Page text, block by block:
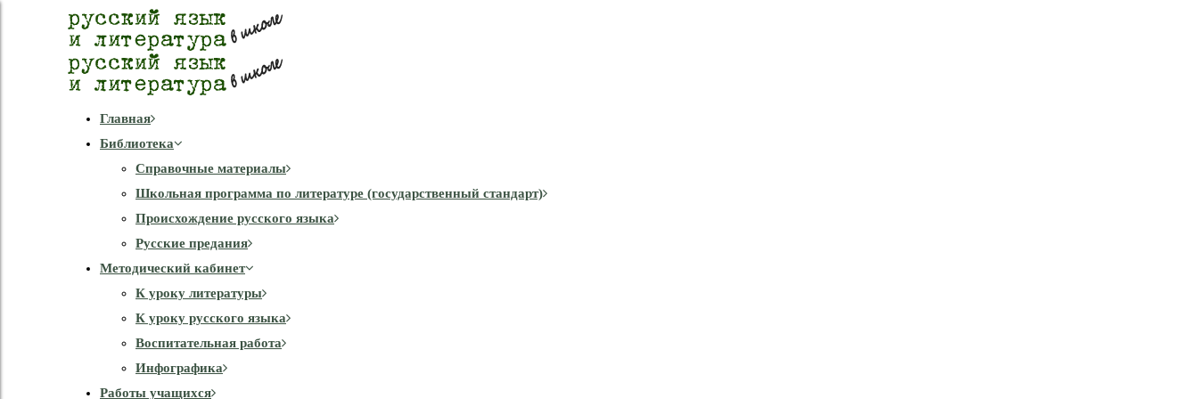
Главная
Библиотека
Справочные материалы
Школьная программа по литературе (государственный стандарт)
Происхождение русского языка
Русские предания
Методический кабинет
К уроку литературы
К уроку русского языка
Воспитательная работа
Инфографика
Работы учащихся